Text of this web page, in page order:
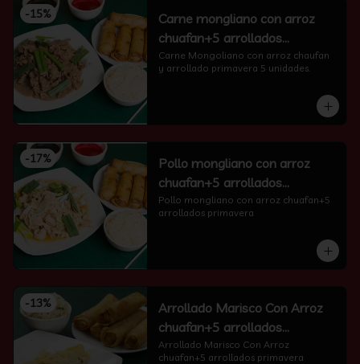
-15%
Carne mongliano con arroz
chuafan+5 arrollados
primavera
Carne Mongoliano con arroz chaufan
y arrollado primavera 5 unidades.
-17%
Pollo mongliano con arroz
chuafan+5 arrollados
primavera
Pollo mongliano con arroz chuafan+5
arrollados primavera
-13%
Arrollado Marisco Con Arroz
chuafan+5 arrollados
primavera
Arrollado Marisco Con Arroz
chuafan+5 arrollados primavera